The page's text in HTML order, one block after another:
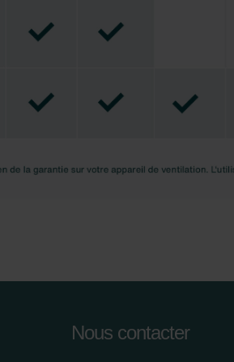
Nous contacter